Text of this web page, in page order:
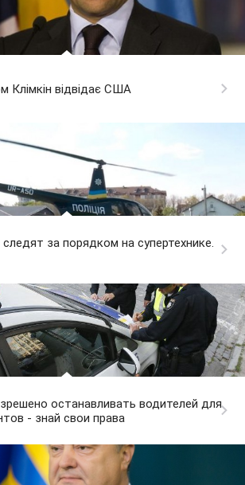
Клімкін відвідає США
за порядком на супертехнике.
останавливать водителей для
- знай свои права